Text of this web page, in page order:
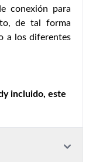
conexión para
de tal forma
a los diferentes
incluido, este